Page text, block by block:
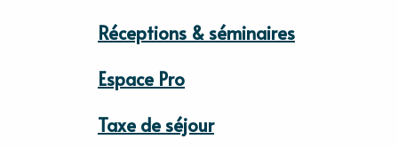
Réceptions & séminaires
Espace Pro
Taxe de séjour